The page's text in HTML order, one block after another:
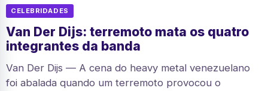
CELEBRIDADES
Van Der Dijs: terremoto mata os quatro
integrantes da banda
Van Der Dijs — A cena do heavy metal venezuelano
foi abalada quando um terremoto provocou o